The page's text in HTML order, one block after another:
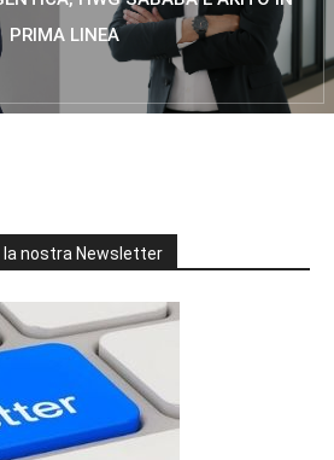
PRIMA LINEA
nostra Newsletter